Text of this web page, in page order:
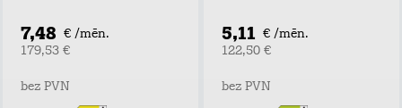
7,48 € /mēn.
179,53 €
bez PVN
5,11 € /mēn.
122,50 €
bez PVN